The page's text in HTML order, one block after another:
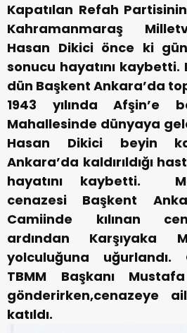
Kapatılan Refah
Kahramanmaraş
Hasan Dikici önce ki
sonucu hayatını kaybetti.
dün Başkent Ankara’da
1943 yılında Afşin’e
Mahallesinde dünyaya
Hasan Dikici beyin
Ankara’da kaldırıldığı
hayatını kaybetti.
cenazesi Başkent
Camiinde kılınan
ardından Karşıyaka
yolculuğuna uğurlandı.
TBMM Başkanı
gönderirken,cenazeye
katıldı.